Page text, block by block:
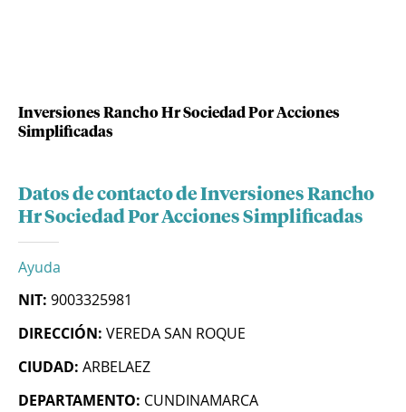
Inversiones Rancho Hr Sociedad Por Acciones
Simplificadas
Datos de contacto de Inversiones Rancho
Hr Sociedad Por Acciones Simplificadas
Ayuda
NIT: 9003325981
DIRECCIÓN: VEREDA SAN ROQUE
CIUDAD: ARBELAEZ
DEPARTAMENTO: CUNDINAMARCA